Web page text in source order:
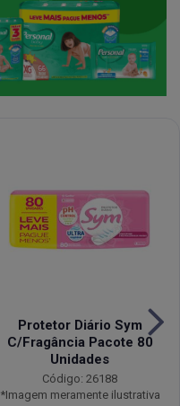
Protetor Diário Sym
C/Fragância Pacote 80
Unidades
Código: 26188
*Imagem meramente ilustrativa